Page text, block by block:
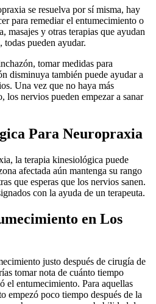
se resuelva por sí misma, hay
para remediar el entumecimiento o
masajes y otras terapias que ayudan
pueden ayudar.
tomar medidas para
disminuya también puede ayudar a
Una vez que no haya más
los nervios pueden empezar a sanar
Para Neuropraxia
la terapia kinesiológica puede
afectada aún mantenga su rango
que esperas que los nervios sanen.
con la ayuda de un terapeuta.
en Los
justo después de cirugía de
tomar nota de cuánto tiempo
el entumecimiento. Para aquellas
empezó poco tiempo después de la